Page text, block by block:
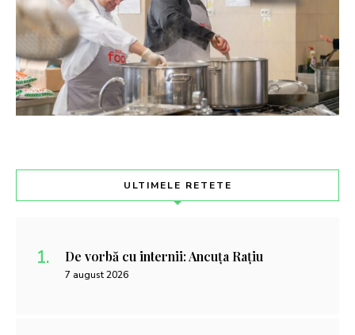
ULTIMELE RETETE
De vorbă cu internii: Ancuța Rațiu
7 august 2026